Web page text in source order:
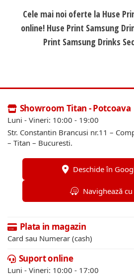
Cele mai noi oferte la Huse
online! Huse Print Samsung
Print Samsung Drinks
Showroom Titan - Potcoava
Luni - Vineri: 10:00 - 19:00
Str. Constantin Brancusi nr.11 –
– Titan – Bucuresti.
Deschide în
Navighează cu
Plata in magazin
Card sau Numerar (cash)
Suport online
Luni - Vineri: 10:00 - 17:00